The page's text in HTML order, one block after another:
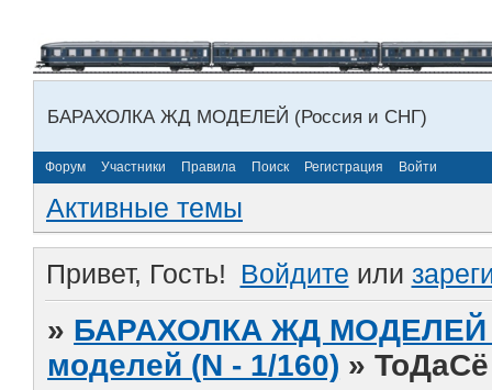
БАРАХОЛКА ЖД МОДЕЛЕЙ (Россия и СНГ)
Форум Участники Правила Поиск Регистрация Войти
Активные темы
Привет, Гость! Войдите или
» БАРАХОЛКА ЖД МОДЕЛЕЙ
моделей (N - 1/160) »ТоДаСё